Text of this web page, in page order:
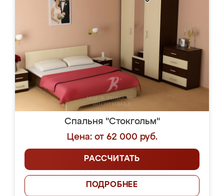
Спальня "Стокгольм"
Цена: от 62 000 руб.
РАССЧИТАТЬ
ПОДРОБНЕЕ